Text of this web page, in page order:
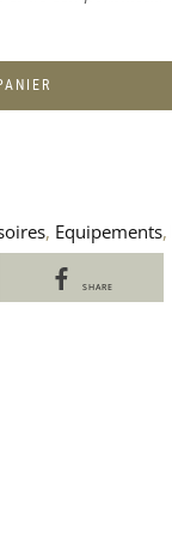
, Equipements,
SHARE